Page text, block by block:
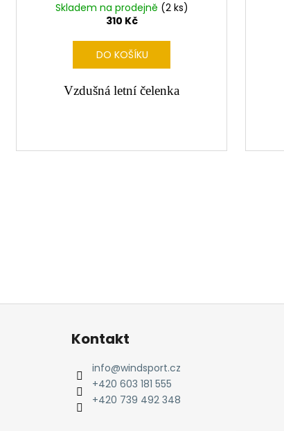
Skladem na prodejně (2 ks)
310 Kč
DO KOŠÍKU
Vzdušná letní čelenka
Z
Kontakt
info@windsport.cz
+420 603 181 555
+420 739 492 348